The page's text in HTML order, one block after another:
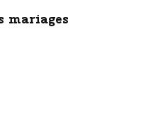
mariages